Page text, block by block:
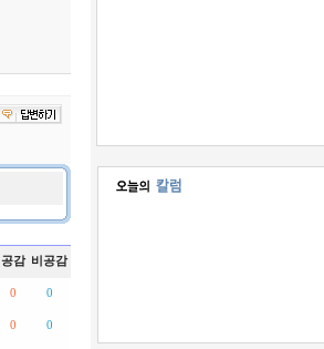
공감 비공감
0 0
0 0